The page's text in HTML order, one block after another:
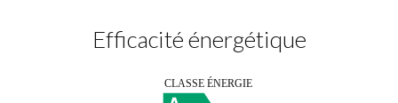
Efficacité énergétique